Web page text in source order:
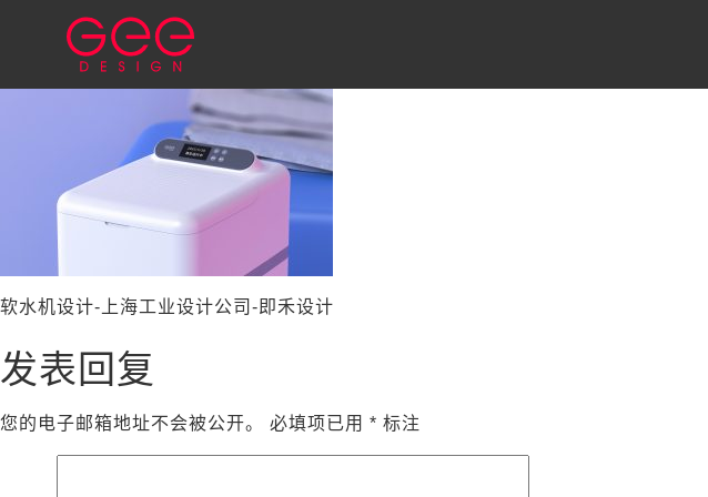
软水机设计-上海工业设计公司-即禾设计
发表回复
您的电子邮箱地址不会被公开。 必填项已用 * 标注